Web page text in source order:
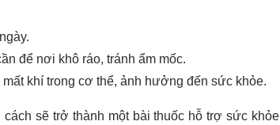
để nơi khô ráo, tránh ẩm mốc.
khí trong cơ thể, ảnh hưởng đến sức khỏe.
sẽ trở thành một bài thuốc hỗ trợ sức khỏe